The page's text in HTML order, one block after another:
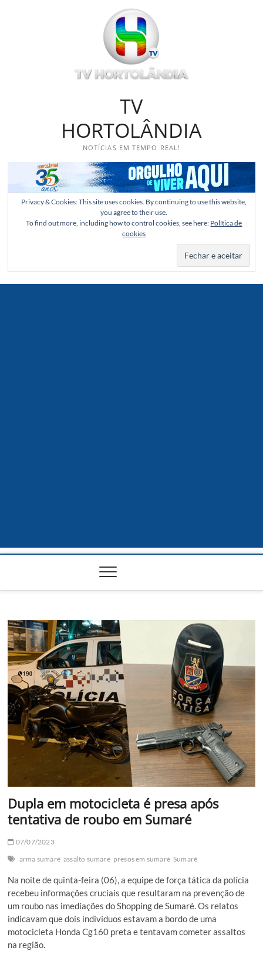
TV
HORTOLÂNDIA
NOTÍCIAS EM TEMPO REAL!
Privacy & Cookies: This site uses cookies. By continuing to use this website,
you agree to their use.
To find out more, including how to control cookies, see here: Política de
cookies
Dupla em motocicleta é presa após
tentativa de roubo em Sumaré
07/07/2023
arma sumaré assalto sumaré presos em sumaré Sumaré
Na noite de quinta-feira (06), a equipe de força tática da polícia
recebeu informações cruciais que resultaram na prevenção de
um roubo nas imediações do Shopping de Sumaré. Os relatos
indicavam que dois indivíduos estavam a bordo de uma
motocicleta Honda Cg160 preta e tentavam cometer assaltos
na região.